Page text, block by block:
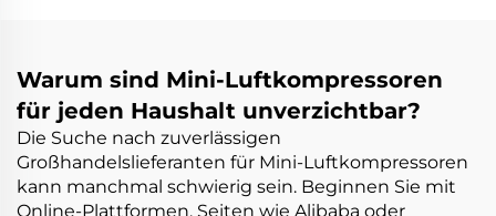
Warum sind Mini-Luftkompressoren
für jeden Haushalt unverzichtbar?
Die Suche nach zuverlässigen
Großhandelslieferanten für Mini-Luftkompressoren
kann manchmal schwierig sein. Beginnen Sie mit
Online-Plattformen. Seiten wie Alibaba oder